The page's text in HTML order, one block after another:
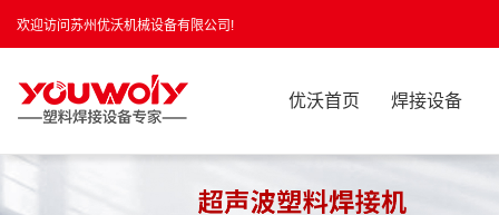
欢迎访问苏州优沃机械设备有限公司!
优沃首页 焊接设备